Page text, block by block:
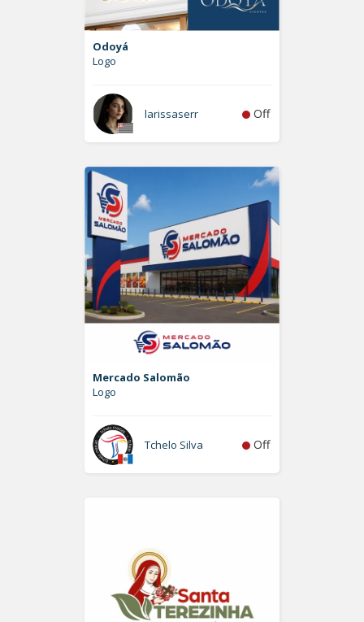
Odoyá
Logo
larissaserr Off
Mercado Salomão
Logo
Tchelo Silva Off